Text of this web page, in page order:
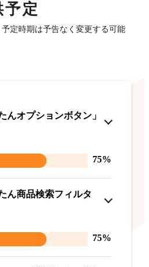
予定
定時期は予告なく変更する可能
んオプションボタン」
75%
ん商品検索フィルタ
75%